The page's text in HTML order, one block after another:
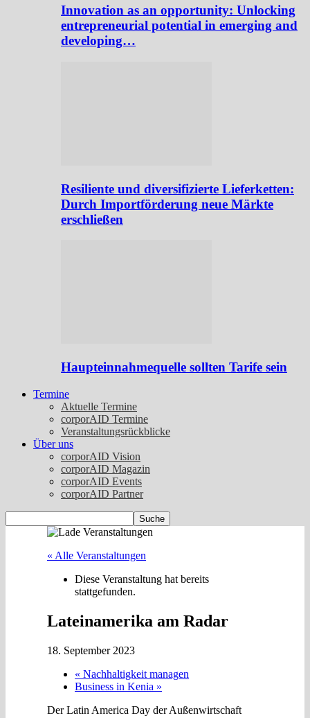
Innovation as an opportunity: Unlocking
entrepreneurial potential in emerging and
developing…
Resiliente und diversifizierte Lieferketten:
Durch Importförderung neue Märkte
erschließen
Haupteinnahmequelle sollten Tarife sein
Termine
Aktuelle Termine
corporAID Termine
Veranstaltungsrückblicke
Über uns
corporAID Vision
corporAID Magazin
corporAID Events
corporAID Partner
« Alle Veranstaltungen
Diese Veranstaltung hat bereits
stattgefunden.
Lateinamerika am Radar
18. September 2023
« Nachhaltigkeit managen
Business in Kenia »
Der Latin America Day der Außenwirtschaft